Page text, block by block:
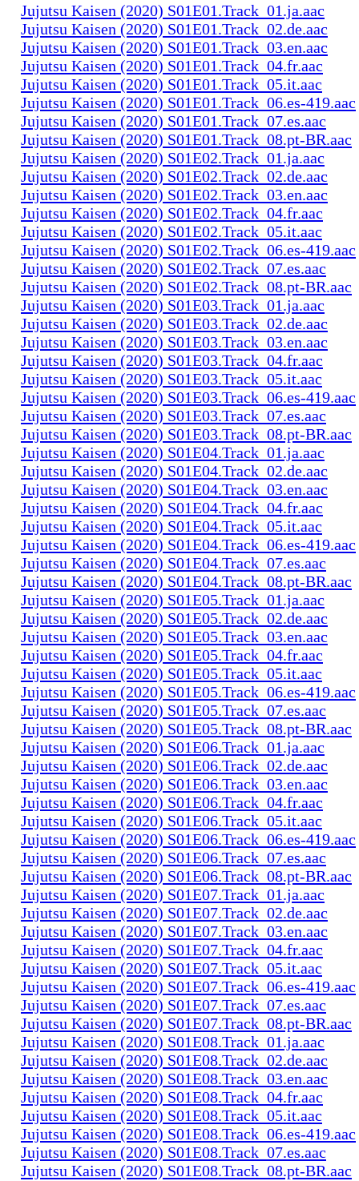
Jujutsu Kaisen (2020) S01E01.Track_01.ja.aac
Jujutsu Kaisen (2020) S01E01.Track_02.de.aac
Jujutsu Kaisen (2020) S01E01.Track_03.en.aac
Jujutsu Kaisen (2020) S01E01.Track_04.fr.aac
Jujutsu Kaisen (2020) S01E01.Track_05.it.aac
Jujutsu Kaisen (2020) S01E01.Track_06.es-419.aac
Jujutsu Kaisen (2020) S01E01.Track_07.es.aac
Jujutsu Kaisen (2020) S01E01.Track_08.pt-BR.aac
Jujutsu Kaisen (2020) S01E02.Track_01.ja.aac
Jujutsu Kaisen (2020) S01E02.Track_02.de.aac
Jujutsu Kaisen (2020) S01E02.Track_03.en.aac
Jujutsu Kaisen (2020) S01E02.Track_04.fr.aac
Jujutsu Kaisen (2020) S01E02.Track_05.it.aac
Jujutsu Kaisen (2020) S01E02.Track_06.es-419.aac
Jujutsu Kaisen (2020) S01E02.Track_07.es.aac
Jujutsu Kaisen (2020) S01E02.Track_08.pt-BR.aac
Jujutsu Kaisen (2020) S01E03.Track_01.ja.aac
Jujutsu Kaisen (2020) S01E03.Track_02.de.aac
Jujutsu Kaisen (2020) S01E03.Track_03.en.aac
Jujutsu Kaisen (2020) S01E03.Track_04.fr.aac
Jujutsu Kaisen (2020) S01E03.Track_05.it.aac
Jujutsu Kaisen (2020) S01E03.Track_06.es-419.aac
Jujutsu Kaisen (2020) S01E03.Track_07.es.aac
Jujutsu Kaisen (2020) S01E03.Track_08.pt-BR.aac
Jujutsu Kaisen (2020) S01E04.Track_01.ja.aac
Jujutsu Kaisen (2020) S01E04.Track_02.de.aac
Jujutsu Kaisen (2020) S01E04.Track_03.en.aac
Jujutsu Kaisen (2020) S01E04.Track_04.fr.aac
Jujutsu Kaisen (2020) S01E04.Track_05.it.aac
Jujutsu Kaisen (2020) S01E04.Track_06.es-419.aac
Jujutsu Kaisen (2020) S01E04.Track_07.es.aac
Jujutsu Kaisen (2020) S01E04.Track_08.pt-BR.aac
Jujutsu Kaisen (2020) S01E05.Track_01.ja.aac
Jujutsu Kaisen (2020) S01E05.Track_02.de.aac
Jujutsu Kaisen (2020) S01E05.Track_03.en.aac
Jujutsu Kaisen (2020) S01E05.Track_04.fr.aac
Jujutsu Kaisen (2020) S01E05.Track_05.it.aac
Jujutsu Kaisen (2020) S01E05.Track_06.es-419.aac
Jujutsu Kaisen (2020) S01E05.Track_07.es.aac
Jujutsu Kaisen (2020) S01E05.Track_08.pt-BR.aac
Jujutsu Kaisen (2020) S01E06.Track_01.ja.aac
Jujutsu Kaisen (2020) S01E06.Track_02.de.aac
Jujutsu Kaisen (2020) S01E06.Track_03.en.aac
Jujutsu Kaisen (2020) S01E06.Track_04.fr.aac
Jujutsu Kaisen (2020) S01E06.Track_05.it.aac
Jujutsu Kaisen (2020) S01E06.Track_06.es-419.aac
Jujutsu Kaisen (2020) S01E06.Track_07.es.aac
Jujutsu Kaisen (2020) S01E06.Track_08.pt-BR.aac
Jujutsu Kaisen (2020) S01E07.Track_01.ja.aac
Jujutsu Kaisen (2020) S01E07.Track_02.de.aac
Jujutsu Kaisen (2020) S01E07.Track_03.en.aac
Jujutsu Kaisen (2020) S01E07.Track_04.fr.aac
Jujutsu Kaisen (2020) S01E07.Track_05.it.aac
Jujutsu Kaisen (2020) S01E07.Track_06.es-419.aac
Jujutsu Kaisen (2020) S01E07.Track_07.es.aac
Jujutsu Kaisen (2020) S01E07.Track_08.pt-BR.aac
Jujutsu Kaisen (2020) S01E08.Track_01.ja.aac
Jujutsu Kaisen (2020) S01E08.Track_02.de.aac
Jujutsu Kaisen (2020) S01E08.Track_03.en.aac
Jujutsu Kaisen (2020) S01E08.Track_04.fr.aac
Jujutsu Kaisen (2020) S01E08.Track_05.it.aac
Jujutsu Kaisen (2020) S01E08.Track_06.es-419.aac
Jujutsu Kaisen (2020) S01E08.Track_07.es.aac
Jujutsu Kaisen (2020) S01E08.Track_08.pt-BR.aac